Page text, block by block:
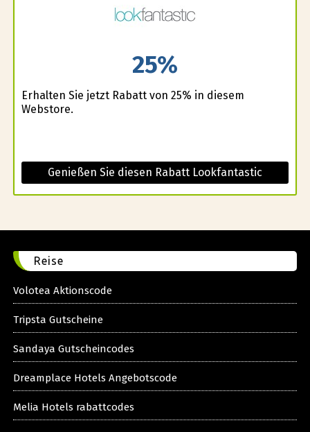
25%
Erhalten Sie jetzt Rabatt von 25% in diesem
Webstore.
Genießen Sie diesen Rabatt Lookfantastic
Reise
Volotea Aktionscode
Tripsta Gutscheine
Sandaya Gutscheincodes
Dreamplace Hotels Angebotscode
Melia Hotels rabattcodes